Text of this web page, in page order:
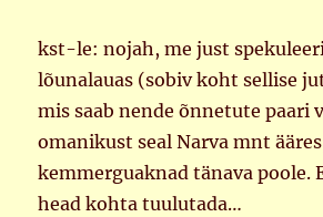
kst-le: nojah, me just
lõunalauas (sobiv koht sellise
mis saab nende õnnetute paari
omanikust seal Narva mnt
kemmerguaknad tänava poole.
head kohta tuulutada…